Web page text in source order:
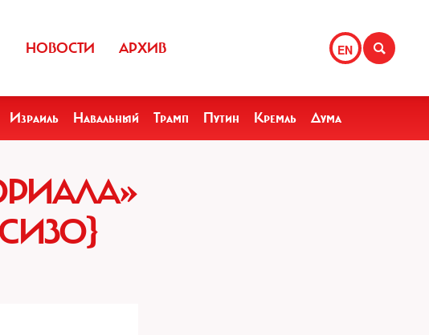
EN
НОВОСТИ АРХИВ
Израиль Навальный Трамп Путин Кремль Дума